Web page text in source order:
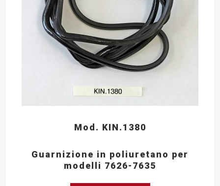
Mod. KIN.1380
Guarnizione in poliuretano per
modelli 7626-7635